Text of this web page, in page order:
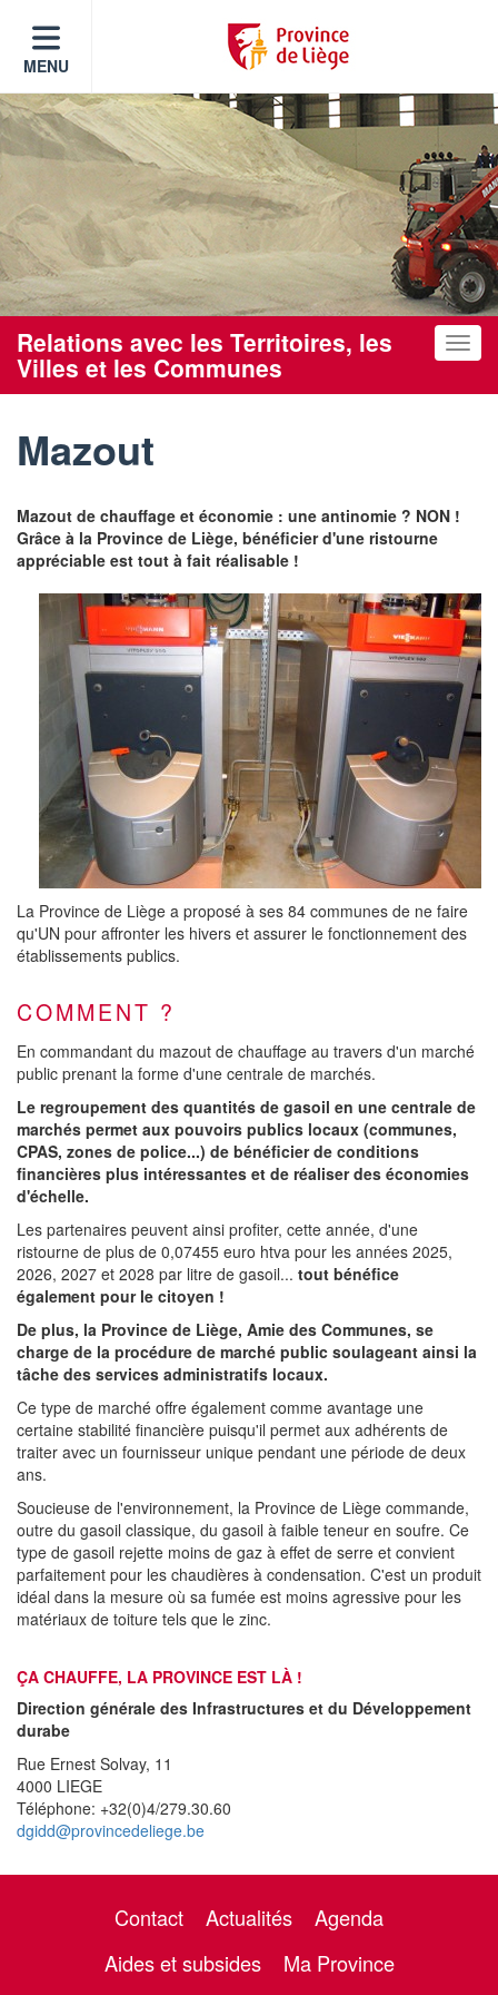
MENU
Relations avec les Territoires, les
Villes et les Communes
Mazout
Mazout de chauffage et économie : une antinomie ? NON !
Grâce à la Province de Liège, bénéficier d'une ristourne
appréciable est tout à fait réalisable !
La Province de Liège a proposé à ses 84 communes de ne faire
qu'UN pour affronter les hivers et assurer le fonctionnement des
établissements publics.
COMMENT ?
En commandant du mazout de chauffage au travers d'un marché
public prenant la forme d'une centrale de marchés.
Le regroupement des quantités de gasoil en une centrale de
marchés permet aux pouvoirs publics locaux (communes,
CPAS, zones de police...) de bénéficier de conditions
financières plus intéressantes et de réaliser des économies
d'échelle.
Les partenaires peuvent ainsi profiter, cette année, d'une
ristourne de plus de 0,07455 euro htva pour les années 2025,
2026, 2027 et 2028 par litre de gasoil... tout bénéfice
également pour le citoyen !
De plus, la Province de Liège, Amie des Communes, se
charge de la procédure de marché public soulageant ainsi la
tâche des services administratifs locaux.
Ce type de marché offre également comme avantage une
certaine stabilité financière puisqu'il permet aux adhérents de
traiter avec un fournisseur unique pendant une période de deux
ans.
Soucieuse de l'environnement, la Province de Liège commande,
outre du gasoil classique, du gasoil à faible teneur en soufre. Ce
type de gasoil rejette moins de gaz à effet de serre et convient
parfaitement pour les chaudières à condensation. C'est un produit
idéal dans la mesure où sa fumée est moins agressive pour les
matériaux de toiture tels que le zinc.
ÇA CHAUFFE, LA PROVINCE EST LÀ !
Direction générale des Infrastructures et du Développement
durabe
Rue Ernest Solvay, 11
4000 LIEGE
Téléphone: +32(0)4/279.30.60
dgidd@provincedeliege.be
Contact Actualités
Agenda
Aides et subsides
Ma Province